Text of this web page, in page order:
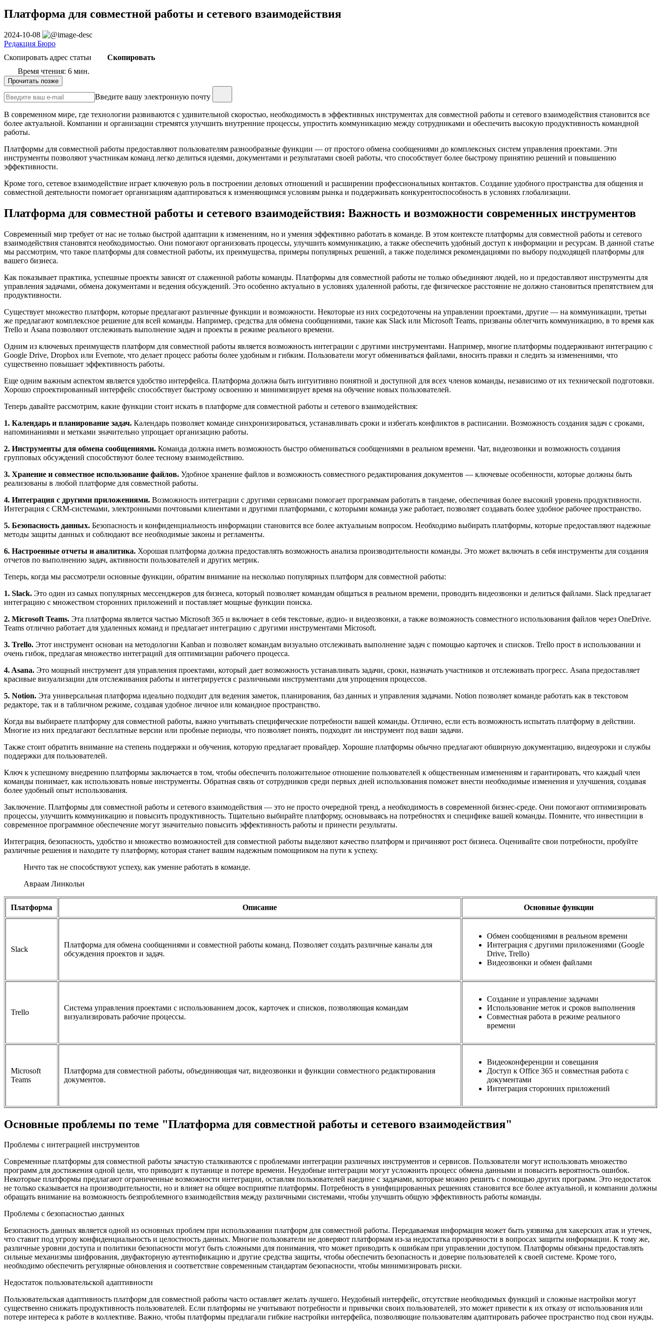
Платформа для совместной работы и сетевого взаимодействия
2024-10-08
Редакция Бюро
Скопировать адрес статьи
Скопировать
Время чтения: 6 мин.
Прочитать позже
Введите вашу электронную почту
В современном мире, где технологии развиваются с удивительной скоростью, необходимость в эффективных инструментах для совместной работы и сетевого взаимодействия становится все
более актуальной. Компании и организации стремятся улучшить внутренние процессы, упростить коммуникацию между сотрудниками и обеспечить высокую продуктивность командной
работы.
Платформы для совместной работы предоставляют пользователям разнообразные функции — от простого обмена сообщениями до комплексных систем управления проектами. Эти
инструменты позволяют участникам команд легко делиться идеями, документами и результатами своей работы, что способствует более быстрому принятию решений и повышению
эффективности.
Кроме того, сетевое взаимодействие играет ключевую роль в построении деловых отношений и расширении профессиональных контактов. Создание удобного пространства для общения и
совместной деятельности помогает организациям адаптироваться к изменяющимся условиям рынка и поддерживать конкурентоспособность в условиях глобализации.
Платформа для совместной работы и сетевого взаимодействия: Важность и возможности современных инструментов
Современный мир требует от нас не только быстрой адаптации к изменениям, но и умения эффективно работать в команде. В этом контексте платформы для совместной работы и сетевого
взаимодействия становятся необходимостью. Они помогают организовать процессы, улучшить коммуникацию, а также обеспечить удобный доступ к информации и ресурсам. В данной статье
мы рассмотрим, что такое платформы для совместной работы, их преимущества, примеры популярных решений, а также поделимся рекомендациями по выбору подходящей платформы для
вашего бизнеса.
Как показывает практика, успешные проекты зависят от слаженной работы команды. Платформы для совместной работы не только объединяют людей, но и предоставляют инструменты для
управления задачами, обмена документами и ведения обсуждений. Это особенно актуально в условиях удаленной работы, где физическое расстояние не должно становиться препятствием для
продуктивности.
Существует множество платформ, которые предлагают различные функции и возможности. Некоторые из них сосредоточены на управлении проектами, другие — на коммуникации, третьи
же предлагают комплексное решение для всей команды. Например, средства для обмена сообщениями, такие как Slack или Microsoft Teams, призваны облегчить коммуникацию, в то время как
Trello и Asana позволяют отслеживать выполнение задач и проекты в режиме реального времени.
Одним из ключевых преимуществ платформ для совместной работы является возможность интеграции с другими инструментами. Например, многие платформы поддерживают интеграцию с
Google Drive, Dropbox или Evernote, что делает процесс работы более удобным и гибким. Пользователи могут обмениваться файлами, вносить правки и следить за изменениями, что
существенно повышает эффективность работы.
Еще одним важным аспектом является удобство интерфейса. Платформа должна быть интуитивно понятной и доступной для всех членов команды, независимо от их технической подготовки.
Хорошо спроектированный интерфейс способствует быстрому освоению и минимизирует время на обучение новых пользователей.
Теперь давайте рассмотрим, какие функции стоит искать в платформе для совместной работы и сетевого взаимодействия:
1. Календарь и планирование задач. Календарь позволяет команде синхронизироваться, устанавливать сроки и избегать конфликтов в расписании. Возможность создания задач с сроками,
напоминаниями и метками значительно упрощает организацию работы.
2. Инструменты для обмена сообщениями. Команда должна иметь возможность быстро обмениваться сообщениями в реальном времени. Чат, видеозвонки и возможность создания
групповых обсуждений способствуют более тесному взаимодействию.
3. Хранение и совместное использование файлов. Удобное хранение файлов и возможность совместного редактирования документов — ключевые особенности, которые должны быть
реализованы в любой платформе для совместной работы.
4. Интеграция с другими приложениями. Возможность интеграции с другими сервисами помогает программам работать в тандеме, обеспечивая более высокий уровень продуктивности.
Интеграция с CRM-системами, электронными почтовыми клиентами и другими платформами, с которыми команда уже работает, позволяет создавать более удобное рабочее пространство.
5. Безопасность данных. Безопасность и конфиденциальность информации становится все более актуальным вопросом. Необходимо выбирать платформы, которые предоставляют надежные
методы защиты данных и соблюдают все необходимые законы и регламенты.
6. Настроенные отчеты и аналитика. Хорошая платформа должна предоставлять возможность анализа производительности команды. Это может включать в себя инструменты для создания
отчетов по выполнению задач, активности пользователей и других метрик.
Теперь, когда мы рассмотрели основные функции, обратим внимание на несколько популярных платформ для совместной работы:
1. Slack. Это один из самых популярных мессенджеров для бизнеса, который позволяет командам общаться в реальном времени, проводить видеозвонки и делиться файлами. Slack предлагает
интеграцию с множеством сторонних приложений и поставляет мощные функции поиска.
2. Microsoft Teams. Эта платформа является частью Microsoft 365 и включает в себя текстовые, аудио- и видеозвонки, а также возможность совместного использования файлов через OneDrive.
Teams отлично работает для удаленных команд и предлагает интеграцию с другими инструментами Microsoft.
3. Trello. Этот инструмент основан на методологии Kanban и позволяет командам визуально отслеживать выполнение задач с помощью карточек и списков. Trello прост в использовании и
очень гибок, предлагая множество интеграций для оптимизации рабочего процесса.
4. Asana. Это мощный инструмент для управления проектами, который дает возможность устанавливать задачи, сроки, назначать участников и отслеживать прогресс. Asana предоставляет
красивые визуализации для отслеживания работы и интегрируется с различными инструментами для упрощения процессов.
5. Notion. Эта универсальная платформа идеально подходит для ведения заметок, планирования, баз данных и управления задачами. Notion позволяет команде работать как в текстовом
редакторе, так и в табличном режиме, создавая удобное личное или командное пространство.
Когда вы выбираете платформу для совместной работы, важно учитывать специфические потребности вашей команды. Отлично, если есть возможность испытать платформу в действии.
Многие из них предлагают бесплатные версии или пробные периоды, что позволяет понять, подходит ли инструмент под ваши задачи.
Также стоит обратить внимание на степень поддержки и обучения, которую предлагает провайдер. Хорошие платформы обычно предлагают обширную документацию, видеоуроки и службы
поддержки для пользователей.
Ключ к успешному внедрению платформы заключается в том, чтобы обеспечить положительное отношение пользователей к общественным изменениям и гарантировать, что каждый член
команды понимает, как использовать новые инструменты. Обратная связь от сотрудников среди первых дней использования поможет внести необходимые изменения и улучшения, создавая
более удобный опыт использования.
Заключение. Платформы для совместной работы и сетевого взаимодействия — это не просто очередной тренд, а необходимость в современной бизнес-среде. Они помогают оптимизировать
процессы, улучшить коммуникацию и повысить продуктивность. Тщательно выбирайте платформу, основываясь на потребностях и специфике вашей команды. Помните, что инвестиции в
современное программное обеспечение могут значительно повысить эффективность работы и принести результаты.
Интеграция, безопасность, удобство и множество возможностей для совместной работы выделяют качество платформ и причиняют рост бизнеса. Оценивайте свои потребности, пробуйте
различные решения и находите ту платформу, которая станет вашим надежным помощником на пути к успеху.
Ничто так не способствуют успеху, как умение работать в команде.
Авраам Линкольн
Платформа Описание Основные функции
Slack
Платформа для обмена сообщениями и совместной работы команд. Позволяет создать различные каналы для
обсуждения проектов и задач.
Обмен сообщениями в реальном времени
Интеграция с другими приложениями (Google
Drive, Trello)
Видеозвонки и обмен файлами
Trello
Система управления проектами с использованием досок, карточек и списков, позволяющая командам
визуализировать рабочие процессы.
Создание и управление задачами
Использование меток и сроков выполнения
Совместная работа в режиме реального
времени
Microsoft
Teams
Платформа для совместной работы, объединяющая чат, видеозвонки и функции совместного редактирования
документов.
Видеоконференции и совещания
Доступ к Office 365 и совместная работа с
документами
Интеграция сторонних приложений
Основные проблемы по теме "Платформа для совместной работы и сетевого взаимодействия"
Проблемы с интеграцией инструментов
Современные платформы для совместной работы зачастую сталкиваются с проблемами интеграции различных инструментов и сервисов. Пользователи могут использовать множество
программ для достижения одной цели, что приводит к путанице и потере времени. Неудобные интеграции могут усложнить процесс обмена данными и повысить вероятность ошибок.
Некоторые платформы предлагают ограниченные возможности интеграции, оставляя пользователей наедине с задачами, которые можно решить с помощью других программ. Это недостаток
не только сказывается на производительности, но и влияет на общее восприятие платформы. Потребность в унифицированных решениях становится все более актуальной, и компании должны
обращать внимание на возможность безпроблемного взаимодействия между различными системами, чтобы улучшить общую эффективность работы команды.
Проблемы с безопасностью данных
Безопасность данных является одной из основных проблем при использовании платформ для совместной работы. Передаваемая информация может быть уязвима для хакерских атак и утечек,
что ставит под угрозу конфиденциальность и целостность данных. Многие пользователи не доверяют платформам из-за недостатка прозрачности в вопросах защиты информации. К тому же,
различные уровни доступа и политики безопасности могут быть сложными для понимания, что может приводить к ошибкам при управлении доступом. Платформы обязаны предоставлять
сильные механизмы шифрования, двуфакторную аутентификацию и другие средства защиты, чтобы обеспечить безопасность и доверие пользователей к своей системе. Кроме того,
необходимо обеспечить регулярные обновления и соответствие современным стандартам безопасности, чтобы минимизировать риски.
Недостаток пользовательской адаптивности
Пользовательская адаптивность платформ для совместной работы часто оставляет желать лучшего. Неудобный интерфейс, отсутствие необходимых функций и сложные настройки могут
существенно снижать продуктивность пользователей. Если платформы не учитывают потребности и привычки своих пользователей, это может привести к их отказу от использования или
потере интереса к работе в коллективе. Важно, чтобы платформы предлагали гибкие настройки интерфейса, позволяющие пользователям адаптировать рабочее пространство под свои нужды.